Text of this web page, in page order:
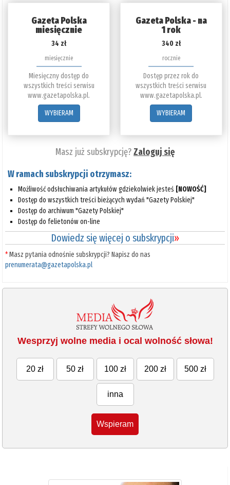
Gazeta Polska
miesięcznie
34 zł
miesięcznie
Miesięczny dostęp do
wszystkich treści serwisu
www.gazetapolska.pl.
WYBIERAM
Gazeta Polska - na
1 rok
340 zł
rocznie
Dostęp przez rok do
wszystkich treści serwisu
www.gazetapolska.pl.
WYBIERAM
Masz już subskrypcję?Zaloguj się
W ramach subskrypcji otrzymasz:
Możliwość odsłuchiwania artykułów gdziekolwiek jesteś [NOWOŚĆ]
Dostęp do wszystkich treści bieżących wydań "Gazety Polskiej"
Dostęp do archiwum "Gazety Polskiej"
Dostęp do felietonów on-line
Dowiedz się więcej o subskrypcji»
*Masz pytania odnośnie subskrypcji? Napisz do nas
prenumerata@gazetapolska.pl
Wesprzyj wolne media i ocal wolność słowa!
20 zł 50 zł 100 zł 200 zł 500 zł
inna
Wspieram